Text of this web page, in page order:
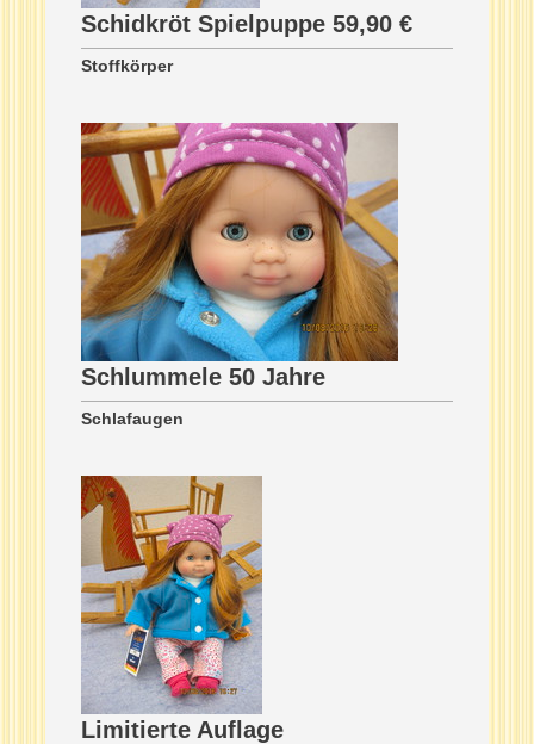
Schidkröt Spielpuppe 59,90 €
Stoffkörper
Schlummele 50 Jahre
Schlafaugen
Limitierte Auflage